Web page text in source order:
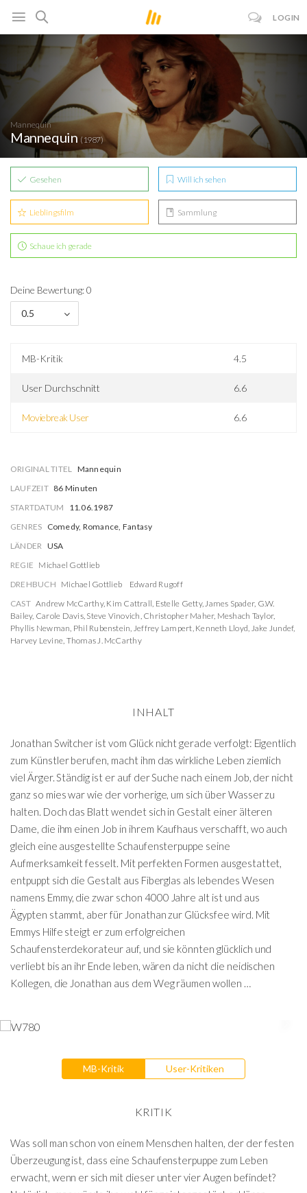
LOGIN
Mannequin
Mannequin(1987)
Gesehen Will ich sehen
Lieblingsfilm Sammlung
Schaue ich gerade
Deine Bewertung: 0
0.5
MB-Kritik 4.5
User Durchschnitt 6.6
Moviebreak User 6.6
ORIGINAL TITEL Mannequin
LAUFZEIT 86 Minuten
STARTDATUM
11.06.1987
GENRES Comedy, Romance, Fantasy
LÄNDER USA
REGIE Michael Gottlieb
DREHBUCH Michael Gottlieb
Edward Rugoff
CAST Andrew McCarthy, Kim Cattrall, Estelle Getty,James Spader, G.W.
Bailey, Carole Davis, Steve Vinovich, Christopher Maher, Meshach Taylor,
Phyllis Newman, Phil Rubenstein, Jeffrey Lampert, Kenneth Lloyd, Jake Jundef,
Harvey Levine, Thomas J. McCarthy
INHALT
Jonathan Switcher ist vom Glück nicht gerade verfolgt: Eigentlich
zum Künstler berufen, macht ihm das wirkliche Leben ziemlich
viel Ärger. Ständig ist er auf der Suche nach einem Job, der nicht
ganz so mies war wie der vorherige, um sich über Wasser zu
halten. Doch das Blatt wendet sich in Gestalt einer älteren
Dame, die ihm einen Job in ihrem Kaufhaus verschafft, wo auch
gleich eine ausgestellte Schaufensterpuppe seine
Aufmerksamkeit fesselt. Mit perfekten Formen ausgestattet,
entpuppt sich die Gestalt aus Fiberglas als lebendes Wesen
namens Emmy, die zwar schon 4000 Jahre alt ist und aus
Ägypten stammt, aber für Jonathan zur Glücksfee wird. Mit
Emmys Hilfe steigt er zum erfolgreichen
Schaufensterdekorateur auf, und sie könnten glücklich und
verliebt bis an ihr Ende leben, wären da nicht die neidischen
Kollegen, die Jonathan aus dem Weg räumen wollen …
MB-Kritik User-Kritiken
KRITIK
Was soll man schon von einem Menschen halten, der der festen
Überzeugung ist, dass eine Schaufensterpuppe zum Leben
erwacht, wenn er sich mit dieser unter vier Augen befindet?